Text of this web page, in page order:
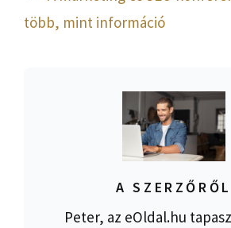
több, mint információ
A SZERZŐRŐL
Peter, az eOldal.hu